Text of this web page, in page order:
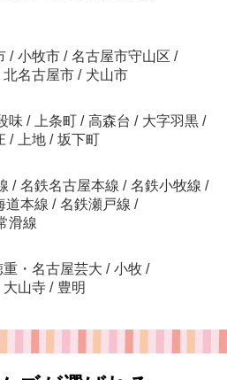
/ 小牧市 / 名古屋市守山区 /
北名古屋市 / 犬山市
味 / 上条町 / 高森台 / 大字羽黒 /
/ 上地 / 坂下町
/ 名鉄名古屋本線 / 名鉄小牧線 /
道本線 / 名鉄瀬戸線 /
滑線
重・名古屋芸大 / 小牧 /
大山寺 / 豊明